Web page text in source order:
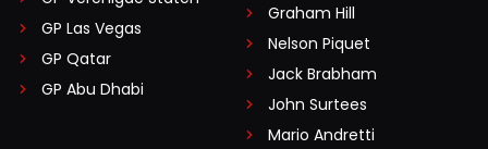
GP Las Vegas
GP Qatar
GP Abu Dhabi
Graham Hill
Nelson Piquet
Jack Brabham
John Surtees
Mario Andretti